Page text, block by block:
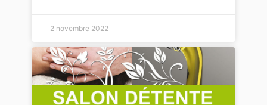
2 novembre 2022